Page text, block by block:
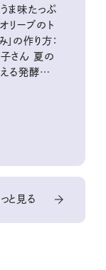
ま味たっぷ
リーブのト
」の作り方：
さん 夏の
る発酵レ
と見る